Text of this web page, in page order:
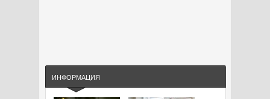
ИНФОРМАЦИЯ